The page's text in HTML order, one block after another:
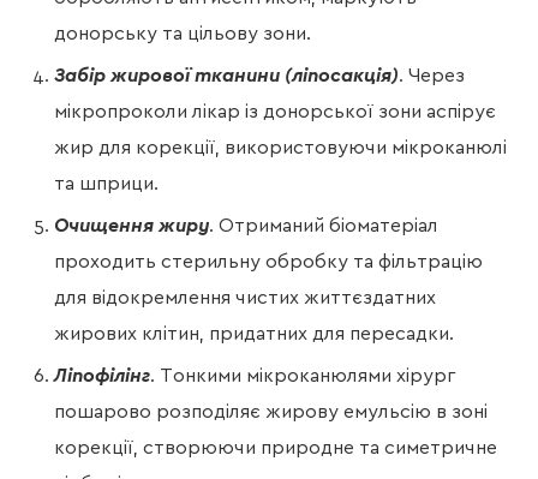
донорську та цільову зони.
Забір жирової тканини (ліпосакція). Через
мікропроколи лікар із донорської зони аспірує
жир для корекції, використовуючи мікроканюлі
та шприци.
Очищення жиру. Отриманий біоматеріал
проходить стерильну обробку та фільтрацію
для відокремлення чистих життєздатних
жирових клітин, придатних для пересадки.
Ліпофілінг. Тонкими мікроканюлями хірург
пошарово розподіляє жирову емульсію в зоні
корекції, створюючи природне та симетричне